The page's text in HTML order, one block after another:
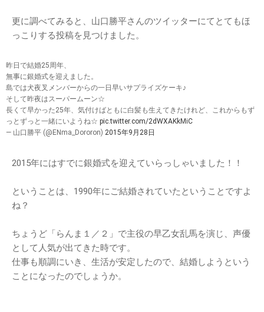
更に調べてみると、山口勝平さんのツイッターにてとてもほ
っこりする投稿を見つけました。
昨日で結婚25周年、
無事に銀婚式を迎えました。
島では犬夜叉メンバーからの一日早いサプライズケーキ♪
そして昨夜はスーパームーン☆
長くて早かった25年、気付けばともに白髪も生えてきたけれど、これからもず
っとずっと一緒にいようね☆ pic.twitter.com/2dWXAKkMiC
— 山口勝平 (@ENma_Dororon) 2015年9月28日
2015年にはすでに銀婚式を迎えていらっしゃいました！！
ということは、1990年にご結婚されていたということですよ
ね？
ちょうど「らんま１／２」で主役の早乙女乱馬を演じ、声優
として人気が出てきた時です。
仕事も順調にいき、生活が安定したので、結婚しようという
ことになったのでしょうか。